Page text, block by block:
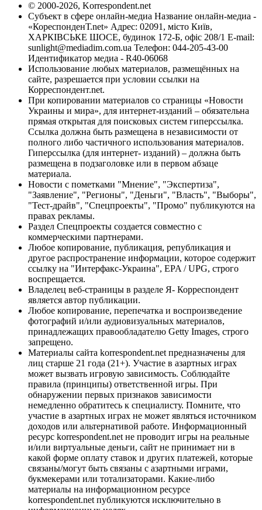
© 2000-2026, Korrespondent.net
Субъект в сфере онлайн-медиа Название онлайн-медиа -
«КореспонденТ.net» Адрес: 02091, місто Київ,
ХАРКІВСЬКЕ ШОСЕ, будинок 172-Б, офіс 208/1 E-mail:
sunlight@mediadim.com.ua Телефон: 044-205-43-00
Идентификатор медиа - R40-06068
Использование любых материалов, размещённых на
сайте, разрешается при условии ссылки на
Корреспондент.net.
При копировании материалов со страницы «Новости
Украины и мира», для интернет-изданий – обязательна
прямая открытая для поисковых систем гиперссылка.
Ссылка должна быть размещена в независимости от
полного либо частичного использования материалов.
Гиперссылка (для интернет- изданий) – должна быть
размещена в подзаголовке или в первом абзаце
материала.
Новости с пометками "Мнение", "Экспертиза",
"Заявление", "Регионы", "Деньги", "Власть", "Выборы",
"Тест-драйв", "Спецпроекты", "Промо" публикуются на
правах рекламы.
Раздел Спецпроекты создается совместно с
коммерческими партнерами.
Любое копирование, публикация, републикация и
другое распространение информации, которое содержит
ссылку на "Интерфакс-Украина", EPA / UPG, строго
воспрещается.
Владелец веб-страницы в разделе Я- Корреспондент
является автор публикации.
Любое копирование, перепечатка и воспроизведение
фотографий и/или аудиовизуальных материалов,
принадлежащих правообладателю Getty Images, строго
запрещено.
Материалы сайта korrespondent.net предназначены для
лиц старше 21 года (21+). Участие в азартных играх
может вызвать игровую зависимость. Соблюдайте
правила (принципы) ответственной игры. При
обнаружении первых признаков зависимости
немедленно обратитесь к специалисту. Помните, что
участие в азартных играх не может являться источником
доходов или альтернативой работе. Информационный
ресурс korrespondent.net не проводит игры на реальные
и/или виртуальные деньги, сайт не принимает ни в
какой форме оплату ставок и других платежей, которые
связаны/могут быть связаны с азартными играми,
букмекерами или тотализаторами. Какие-либо
материалы на информационном ресурсе
korrespondent.net публикуются исключительно в